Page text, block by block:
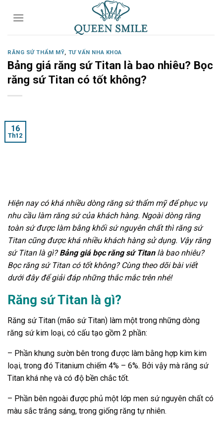
RĂNG SỨ THẨM MỸ, TƯ VẤN NHA KHOA
Bảng giá răng sứ Titan là bao nhiêu? Bọc
răng sứ Titan có tốt không?
16
Th12
Hiện nay có khá nhiều dòng răng sứ thẩm mỹ để phục vụ
nhu cầu làm răng sứ của khách hàng. Ngoài dòng răng
toàn sứ được làm bằng khối sứ nguyên chất thì răng sứ
Titan cũng được khá nhiều khách hàng sử dụng. Vậy răng
sứ Titan là gì?Bảng giá bọc răng sứ Titanlà bao nhiêu?
Bọc răng sứ Titan có tốt không? Cùng theo dõi bài viết
dưới đây để giải đáp những thắc mắc trên nhé!
Răng sứ Titan là gì?
Răng sứ Titan (mão sứ Titan) làm một trong những dòng
răng sứ kim loại, có cấu tạo gồm 2 phần:
– Phần khung sườn bên trong được làm bằng hợp kim kim
loại, trong đó Titanium chiếm 4% – 6%. Bởi vậy mà răng sứ
Titan khá nhẹ và có độ bền chắc tốt.
– Phần bên ngoài được phủ một lớp men sứ nguyên chất có
màu sắc trắng sáng, trong giống răng tự nhiên.